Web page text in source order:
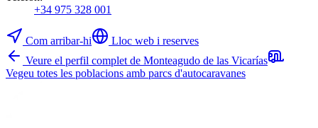
+34 975 328 001
Com arribar-hi
Lloc web i reserves
Veure el perfil complet de Monteagudo de las Vicarías
Vegeu totes les poblacions amb parcs d'autocaravanes